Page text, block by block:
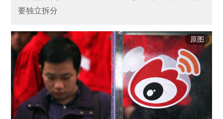
要独立拆分
原图